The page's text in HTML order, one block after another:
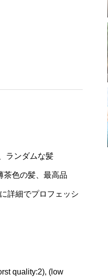
ランダムな髪
茶色の髪、最高品
詳細でプロフェッシ
quality:2), (low